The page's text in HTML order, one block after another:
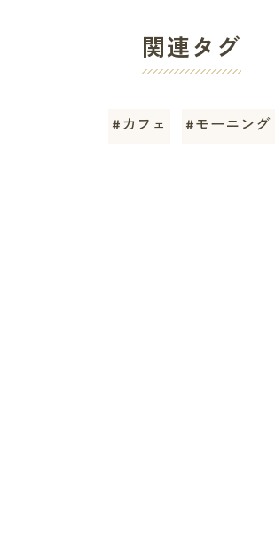
関連タグ
#カフェ #モーニング